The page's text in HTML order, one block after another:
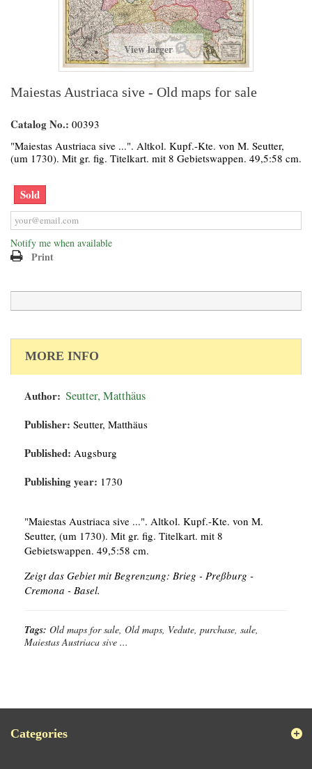
View larger
Maiestas Austriaca sive - Old maps for sale
Catalog No.: 00393
"Maiestas Austriaca sive ...". Altkol. Kupf.-Kte. von M. Seutter,
(um 1730). Mit gr. fig. Titelkart. mit 8 Gebietswappen. 49,5:58 cm.
Sold
Notify me when available
Print
MORE INFO
Author: Seutter, Matthäus
Publisher: Seutter, Matthäus
Published: Augsburg
Publishing year: 1730
"Maiestas Austriaca sive ...". Altkol. Kupf.-Kte. von M.
Seutter, (um 1730). Mit gr. fig. Titelkart. mit 8
Gebietswappen. 49,5:58 cm.
Zeigt das Gebiet mit Begrenzung: Brieg - Preßburg -
Cremona - Basel.
Tags: Old maps for sale, Old maps, Vedute, purchase, sale,
Maiestas Austriaca sive ...
Categories